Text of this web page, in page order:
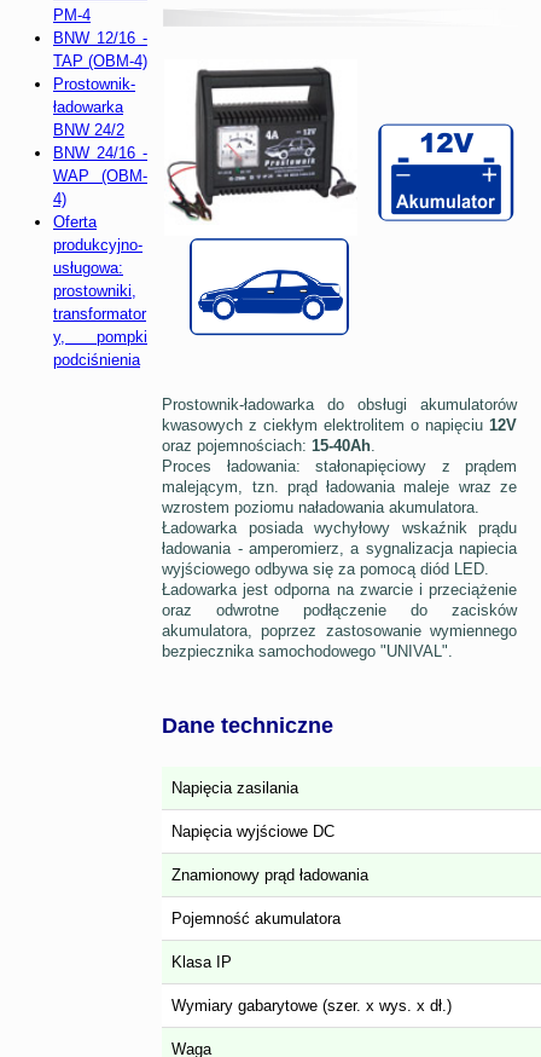
PM-4
BNW 12/16 -
TAP (OBM-4)
Prostownik-
ładowarka
BNW 24/2
BNW 24/16 -
WAP (OBM-
4)
Oferta
produkcyjno-
usługowa:
prostowniki,
transformator
y, pompki
podciśnienia
Prostownik-ładowarka do obsługi akumulatorów
kwasowych z ciekłym elektrolitem o napięciu 12V
oraz pojemnościach:15-40Ah.
Proces ładowania: stałonapięciowy z prądem
malejącym, tzn. prąd ładowania maleje wraz ze
wzrostem poziomu naładowania akumulatora.
Ładowarka posiada wychyłowy wskaźnik prądu
ładowania - amperomierz, a sygnalizacja napiecia
wyjściowego odbywa się za pomocą diód LED.
Ładowarka jest odporna na zwarcie i przeciążenie
oraz odwrotne podłączenie do zacisków
akumulatora, poprzez zastosowanie wymiennego
bezpiecznika samochodowego "UNIVAL".
Dane techniczne
Napięcia zasilania
Napięcia wyjściowe DC
Znamionowy prąd ładowania
Pojemność akumulatora
Klasa IP
Wymiary gabarytowe (szer. x wys. x dł.)
Waga